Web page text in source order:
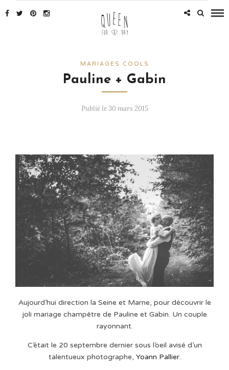
MARIAGES COOLS
Pauline + Gabin
Publié le 30 mars 2015
Aujourd’hui direction la Seine et Marne, pour découvrir le
joli mariage champêtre de Pauline et Gabin. Un couple
rayonnant.
C’était le 20 septembre dernier sous l’oeil avisé d’un
talentueux photographe, Yoann Pallier.